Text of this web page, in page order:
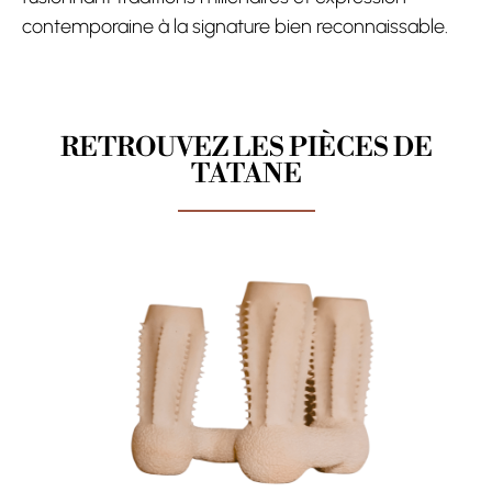
contemporaine à la signature bien reconnaissable.
RETROUVEZ LES PIÈCES DE
TATANE